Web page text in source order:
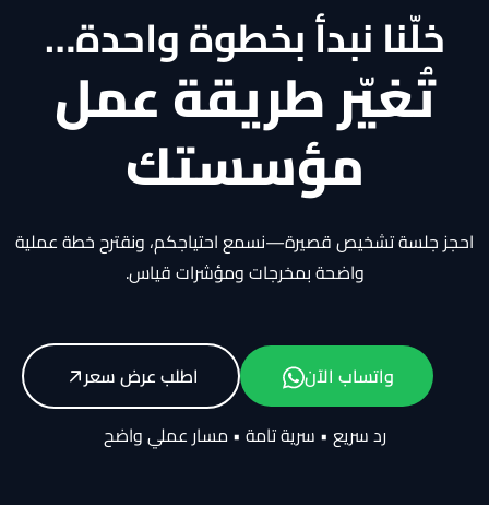
خلّنا نبدأ بخطوة واحدة…
تُغيّر طريقة عمل
مؤسستك
احجز جلسة تشخيص قصيرة—نسمع احتياجكم، ونقترح خطة عملية
واضحة بمخرجات ومؤشرات قياس.
اطلب عرض سعر
واتساب الآن
رد سريع • سرية تامة • مسار عملي واضح